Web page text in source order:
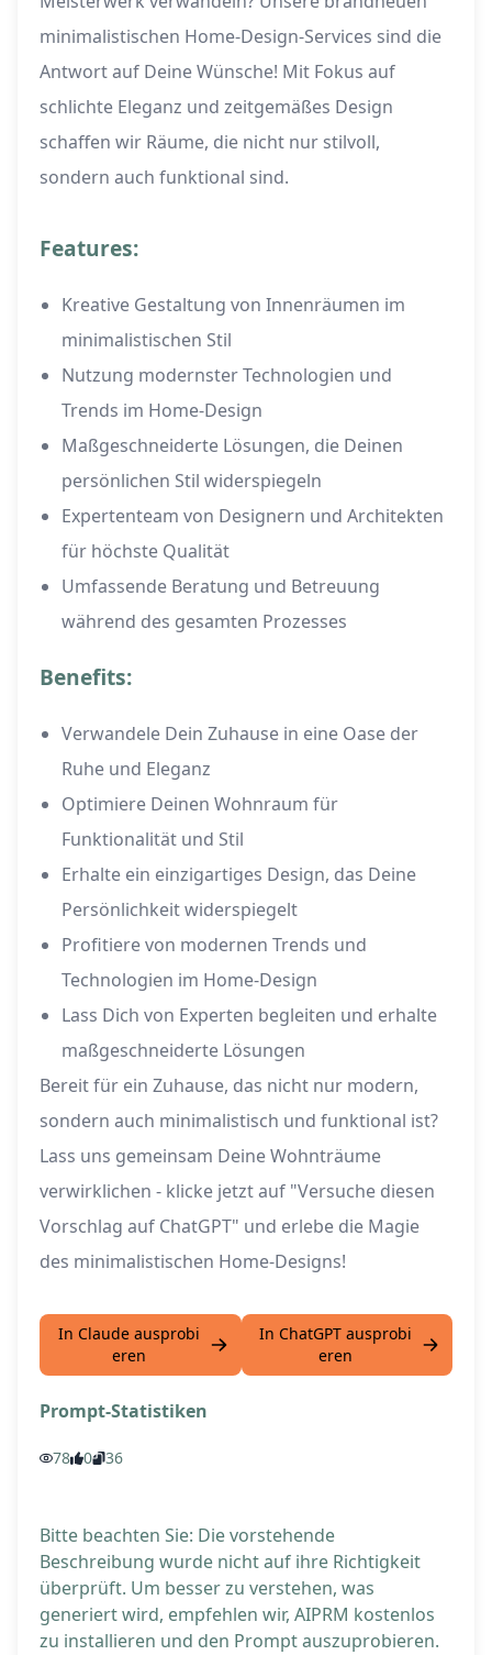
minimalistischen Home-Design-Services sind die
Antwort auf Deine Wünsche! Mit Fokus auf
schlichte Eleganz und zeitgemäßes Design
schaffen wir Räume, die nicht nur stilvoll,
sondern auch funktional sind.
Features:
Kreative Gestaltung von Innenräumen im
minimalistischen Stil
Nutzung modernster Technologien und
Trends im Home-Design
Maßgeschneiderte Lösungen, die Deinen
persönlichen Stil widerspiegeln
Expertenteam von Designern und Architekten
für höchste Qualität
Umfassende Beratung und Betreuung
während des gesamten Prozesses
Benefits:
Verwandele Dein Zuhause in eine Oase der
Ruhe und Eleganz
Optimiere Deinen Wohnraum für
Funktionalität und Stil
Erhalte ein einzigartiges Design, das Deine
Persönlichkeit widerspiegelt
Profitiere von modernen Trends und
Technologien im Home-Design
Lass Dich von Experten begleiten und erhalte
maßgeschneiderte Lösungen
Bereit für ein Zuhause, das nicht nur modern,
sondern auch minimalistisch und funktional ist?
Lass uns gemeinsam Deine Wohnträume
verwirklichen - klicke jetzt auf "Versuche diesen
Vorschlag auf ChatGPT" und erlebe die Magie
des minimalistischen Home-Designs!
In Claude ausprobi
eren
In ChatGPT ausprobi
eren
Prompt-Statistiken
78 0 36
Bitte beachten Sie: Die vorstehende
Beschreibung wurde nicht auf ihre Richtigkeit
überprüft. Um besser zu verstehen, was
generiert wird, empfehlen wir, AIPRM kostenlos
zu installieren und den Prompt auszuprobieren.